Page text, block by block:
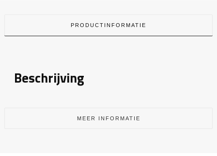
PRODUCTINFORMATIE
Beschrijving
MEER INFORMATIE